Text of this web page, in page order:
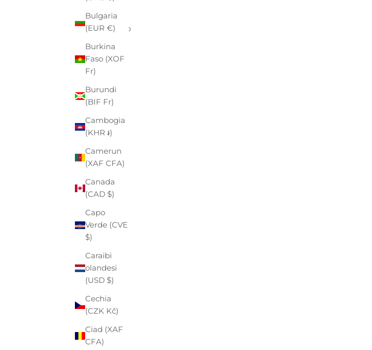
Bulgaria
(EUR €)
Burkina
Faso (XOF
Fr)
Burundi
(BIF Fr)
Cambogia
(KHR ៛)
Camerun
(XAF CFA)
Canada
(CAD $)
Capo
Verde (CVE
$)
Caraibi
olandesi
(USD $)
Cechia
(CZK Kč)
Ciad (XAF
CFA)
Altre isole
americane
del Pacifico
Andorra
Angola
(EUR €)
Anguilla
(XCD $)
Antigua e
Barbuda
Arabia
Argentina
Armenia
(AMD դր.)
Aruba
(AWG ƒ)
Australia